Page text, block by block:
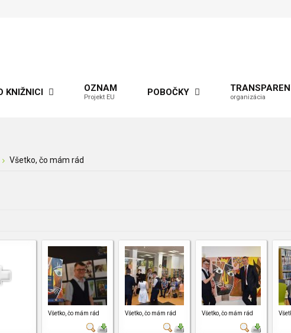
KNIŽNICI OZNAM
Projekt EU POBOČKY organizácia
Všetko, čo mám rád
Všetko, čo mám rád Všetko, čo mám rád Všetko, čo mám rád